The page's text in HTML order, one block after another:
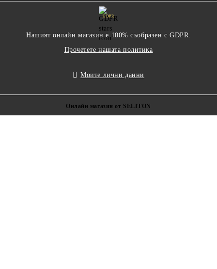
GDPR
Нашият онлайн магазин е 100% съобразен с GDPR.
Прочетете нашата политика
Моите лични данни
Онлайн магазин от SELITON